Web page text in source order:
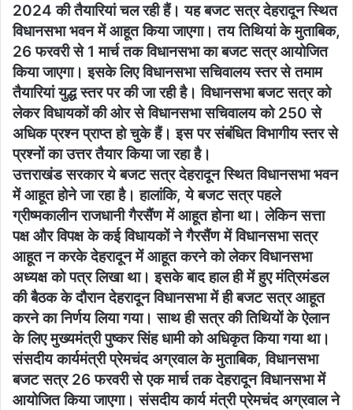
2024 की तैयारियां चल रही हैं। यह बजट सत्र देहरादून स्थित
विधानसभा भवन में आहूत किया जाएगा। तय तिथियां के मुताबिक,
26 फरवरी से 1 मार्च तक विधानसभा का बजट सत्र आयोजित
किया जाएगा। इसके लिए विधानसभा सचिवालय स्तर से तमाम
तैयारियां युद्ध स्तर पर की जा रही है। विधानसभा बजट सत्र को
लेकर विधायकों की ओर से विधानसभा सचिवालय को 250 से
अधिक प्रश्न प्राप्त हो चुके हैं। इस पर संबंधित विभागीय स्तर से
प्रश्नों का उत्तर तैयार किया जा रहा है।
उत्तराखंड सरकार ये बजट सत्र देहरादून स्थित विधानसभा भवन
में आहूत होने जा रहा है। हालांकि, ये बजट सत्र पहले
ग्रीष्मकालीन राजधानी गैरसैंण में आहूत होना था। लेकिन सत्ता
पक्ष और विपक्ष के कई विधायकों ने गैरसैंण में विधानसभा सत्र
आहूत न करके देहरादून में आहूत करने को लेकर विधानसभा
अध्यक्ष को पत्र लिखा था। इसके बाद हाल ही में हुए मंत्रिमंडल
की बैठक के दौरान देहरादून विधानसभा में ही बजट सत्र आहूत
करने का निर्णय लिया गया। साथ ही सत्र की तिथियों के ऐलान
के लिए मुख्यमंत्री पुष्कर सिंह धामी को अधिकृत किया गया था।
संसदीय कार्यमंत्री प्रेमचंद अग्रवाल के मुताबिक, विधानसभा
बजट सत्र 26 फरवरी से एक मार्च तक देहरादून विधानसभा में
आयोजित किया जाएगा। संसदीय कार्य मंत्री प्रेमचंद अग्रवाल ने